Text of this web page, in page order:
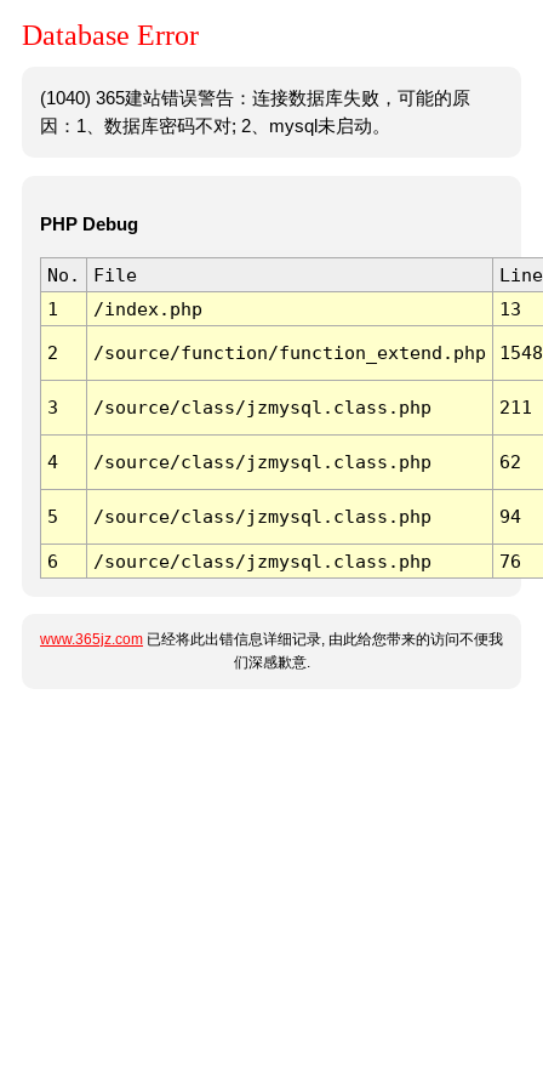
Database Error
(1040) 365建站错误警告：连接数据库失败，可能的原
因：1、数据库密码不对; 2、mysql未启动。
PHP Debug
No. File
Line
1
/index.php 13
2 /source/function/function_extend.php 1548
3 /source/class/jzmysql.class.php 211
4 /source/class/jzmysql.class.php 62
5 /source/class/jzmysql.class.php 94
6 /source/class/jzmysql.class.php 76
www.365jz.com 已经将此出错信息详细记录, 由此给您带来的访问不便我
们深感歉意.